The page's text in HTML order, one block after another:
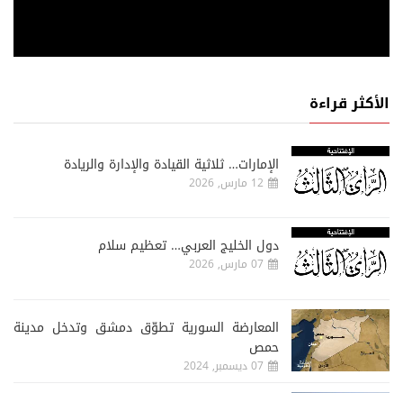
الأكثر قراءة
الإمارات… ثلاثية القيادة والإدارة والريادة
12 مارس, 2026
دول الخليج العربي… تعظيم سلام
07 مارس, 2026
المعارضة السورية تطوّق دمشق وتدخل مدينة
حمص
07 ديسمبر, 2024